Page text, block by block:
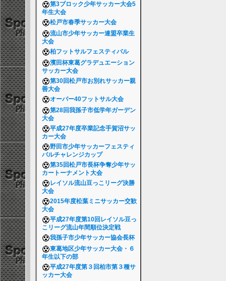
第3ブロック少年サッカー大会5
年生大会
松戸市春季サッカー大会
流山市少年サッカー連盟卒業生
大会
柏フットサルフェスティバル
濱田杯東葛グラデュエーション
サッカー大会
第30回松戸市お別れサッカー親
善大会
オーバー40フットサル大会
第28回我孫子市低学年ガーデン
大会
平成27年度卒業記念手賀沼サッ
カー大会
野田市少年サッカーフェスティ
バルチャレンジカップ
第35回松戸市長杯争奪少年サッ
カートーナメント大会
レイソル流山豆っこリーグ決勝
大会
2015年度松葉ミニサッカー交歓
大会
平成27年度第10回レイソル豆っ
こリーグ流山年間順位決定戦
我孫子市少年サッカー協会長杯
東葛地区少年サッカー大会・６
年生以下の部
平成27年度第３回柏市第３種サ
ッカー大会